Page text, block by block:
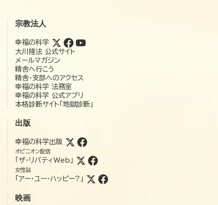
宗教法人
幸福の科学
大川隆法 公式サイト
メールマガジン
精舎へ行こう
精舎・支部へのアクセス
幸福の科学 法務室
幸福の科学 公式アプリ
本格診断サイト「地獄診断」
出版
幸福の科学出版
オピニオン配信
「ザ・リバティWeb」
女性誌
「アー・ユー・ハッピー?」
映画